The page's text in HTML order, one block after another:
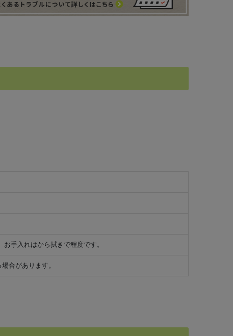
手入れはから拭きで程度です。
合があります。